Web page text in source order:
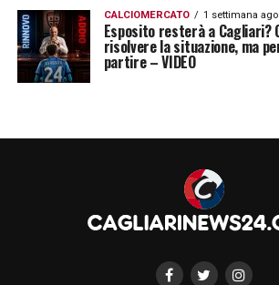
CALCIOMERCATO 1 settimana ago
Esposito resterà a Cagliari?
risolvere la situazione, ma
partire – VIDEO